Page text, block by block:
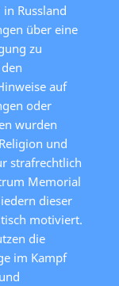
Russland
über eine
zu
auf
oder
wurden
und
strafrechtlich
Memorial
dieser
motiviert.
die
im Kampf